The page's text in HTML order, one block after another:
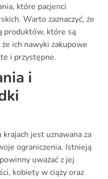
które pacjenci
Warto zaznaczyć, że
produktów, które są
ich nawyki zakupowe
i przystępne.
i
jest uznawana za
ograniczenia. Istnieją
uważać z jej
kobiety w ciąży oraz